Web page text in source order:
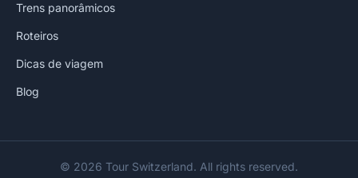
Trens panorâmicos
Roteiros
Dicas de viagem
Blog
© 2026 Tour Switzerland. All rights reserved.